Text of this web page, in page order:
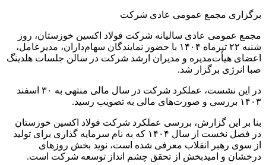
برگزاری مجمع عمومی عادی شرکت
مجمع عمومی عادی سالیانه شرکت فولاد اکسین خوزستان، روز
شنبه ۲۲ تیرماه ۱۴۰۴ با حضور نمایندگان سهام‌داران، مدیرعامل،
اعضای هیأت‌مدیره و مدیران ارشد شرکت در سالن جلسات هلدینگ
صبا انرژی برگزار شد.
در این نشست، عملکرد شرکت در سال مالی منتهی به ۳۰ اسفند
۱۴۰۳ بررسی و صورت‌های مالی به تصویب رسید.
بنا بر این گزارش، بررسی عملکرد شرکت فولاد اکسین خوزستان
در فصل نخست از سال ۱۴۰۴ که به نام سرمایه گذاری برای تولید
از سوی رهبر انقلاب معرفی شده است، نوید بخش روزهای
درخشان و امیدبخش از تحقق چشم انداز توسعه شرکت است.